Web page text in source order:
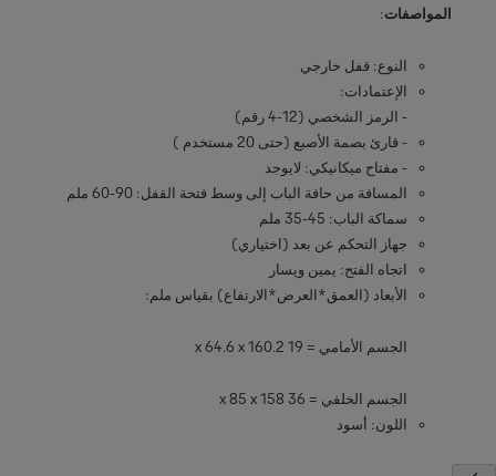
المواصفات:
النوع: قفل خارجي
الإعتمادات:
- الرمز الشخصي (12-4 رقم)
- قارئ بصمة الأصبع (حتى 20 مستخدم )
- مفتاح ميكانيكي: لايوجد
المسافة من حافة الباب إلى وسط فتحة القفل: 90-60 ملم
سماكة الباب: 45-35 ملم
جهاز التحكم عن بعد (اختياري)
اتجاه الفتح: يمين ويسار
الأبعاد (العمق*العرض*الارتفاع) بقياس ملم:
الجسم الأمامي = 19 x 64.6 x 160.2
الجسم الخلفي = 36 x 85 x 158
اللون: أسود